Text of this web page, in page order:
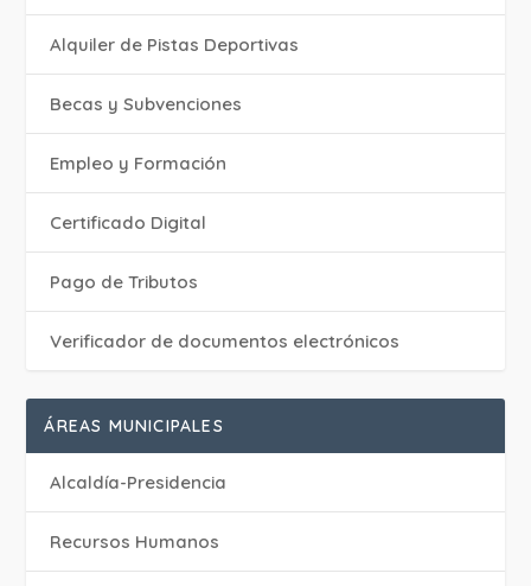
Alquiler de Pistas Deportivas
Becas y Subvenciones
Empleo y Formación
Certificado Digital
Pago de Tributos
Verificador de documentos electrónicos
ÁREAS MUNICIPALES
Alcaldía-Presidencia
Recursos Humanos